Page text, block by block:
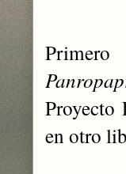
Proyecto
en otro